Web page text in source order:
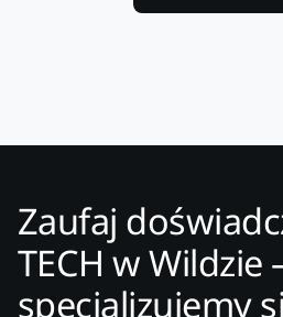
Zaufaj
TECH w Wildzie
specjalizujemy